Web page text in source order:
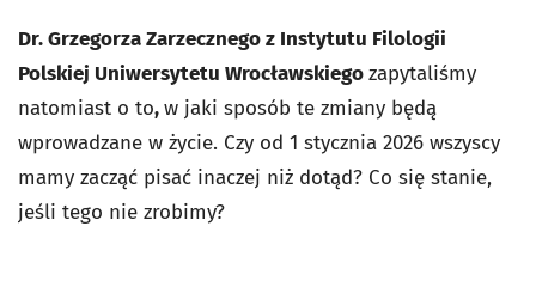
Dr. Grzegorza Zarzecznego z Instytutu Filologii
Polskiej Uniwersytetu Wrocławskiegozapytaliśmy
natomiast o to,w jaki sposób te zmiany będą
wprowadzane w życie. Czy od 1 stycznia 2026 wszyscy
mamy zacząć pisać inaczej niż dotąd? Co się stanie,
jeśli tego nie zrobimy?